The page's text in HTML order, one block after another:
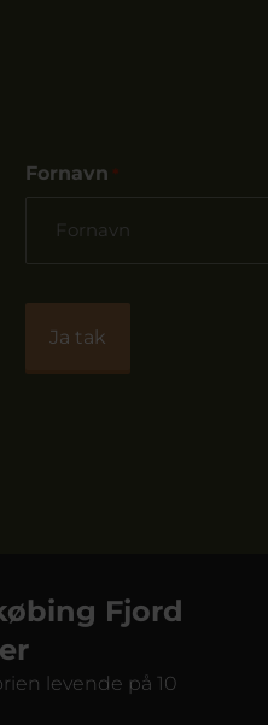
Fornavn *
Fjord
levende på 10